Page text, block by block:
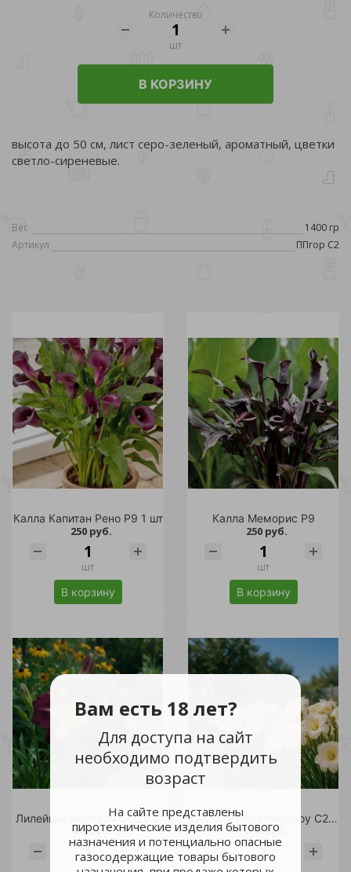
Вам есть 18 лет?
Для доступа на сайт
необходимо подтвердить
возраст
На сайте представлены
пиротехнические изделия бытового
назначения и потенциально опасные
газосодержащие товары бытового
Количество
шт
В КОРЗИНУ
высота до 50 см, лист серо-зеленый, ароматный, цветки
светло-сиреневые.
Вес
1400 гр
Артикул
ППгор С2
Калла Капитан Рено Р9 1 шт
250 руб.
шт
В корзину
Калла Меморис Р9
250 руб.
шт
В корзину
Лилейник Найт Бикон С2-3
460 руб.
шт
Лилейник Арктик Сноу С2-3
450 руб.
шт